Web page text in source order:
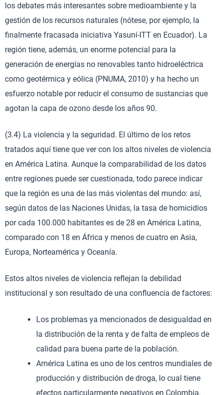
los debates más interesantes sobre medioambiente y la
gestión de los recursos naturales (nótese, por ejemplo, la
finalmente fracasada iniciativa Yasuní-ITT en Ecuador). La
región tiene, además, un enorme potencial para la
generación de energías no renovables tanto hidroeléctrica
como geotérmica y eólica (PNUMA, 2010) y ha hecho un
esfuerzo notable por reducir el consumo de sustancias que
agotan la capa de ozono desde los años 90.
(3.4) La violencia y la seguridad. El último de los retos
tratados aquí tiene que ver con los altos niveles de violencia
en América Latina. Aunque la comparabilidad de los datos
entre regiones puede ser cuestionada, todo parece indicar
que la región es una de las más violentas del mundo: así,
según datos de las Naciones Unidas, la tasa de homicidios
por cada 100.000 habitantes es de 28 en América Latina,
comparado con 18 en África y menos de cuatro en Asia,
Europa, Norteamérica y Oceanía.
Estos altos niveles de violencia reflejan la debilidad
institucional y son resultado de una confluencia de factores:
Los problemas ya mencionados de desigualdad en
la distribución de la renta y de falta de empleos de
calidad para buena parte de la población.
América Latina es uno de los centros mundiales de
producción y distribución de droga, lo cual tiene
efectos particularmente negativos en Colombia,